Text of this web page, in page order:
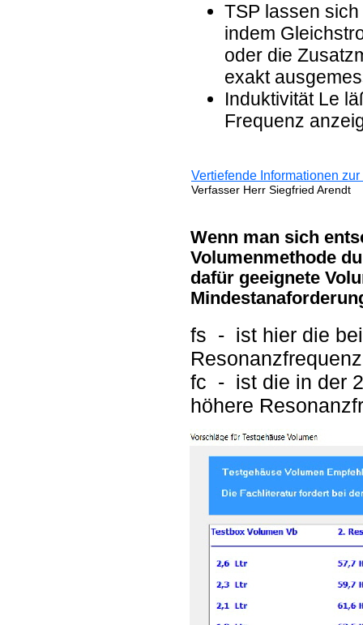
TSP lassen
indem
oder die
exakt
Induktivität Le
Frequenz
Vertiefende Informationen
Verfasser Herr Siegfried Arendt
Wenn man sich
Volumenmethode
dafür geeignete
fs - ist hier die
Resonanzfrequenz
fc - ist die in der
höhere